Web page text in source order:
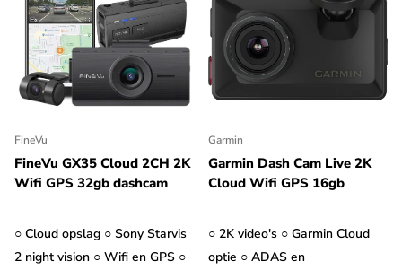
FineVu
FineVu GX35 Cloud 2CH 2K
Wifi GPS 32gb dashcam
○ Cloud opslag ○ Sony Starvis
2 night vision ○ Wifi en GPS ○
Garmin
Garmin Dash Cam Live 2K
Cloud Wifi GPS 16gb
○ 2K video's ○ Garmin Cloud
optie ○ ADAS en